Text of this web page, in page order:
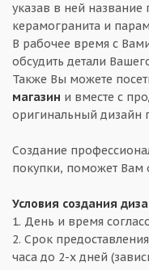
указав в ней
керамогранита и
В рабочее время с
обсудить детали
Также Вы можете
магазин и вместе с
оригинальный дизайн
Создание
покупки, поможет Вам
Условия создания
1. День и время
2. Срок
часа до 2-х дней